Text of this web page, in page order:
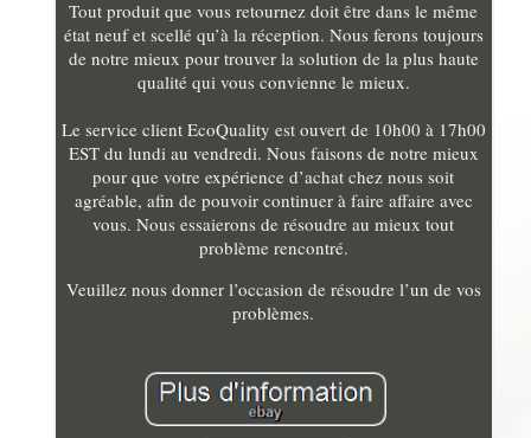
Tout produit que vous retournez doit être dans le même
état neuf et scellé qu’à la réception. Nous ferons toujours
de notre mieux pour trouver la solution de la plus haute
qualité qui vous convienne le mieux.
Le service client EcoQuality est ouvert de 10h00 à 17h00
EST du lundi au vendredi. Nous faisons de notre mieux
pour que votre expérience d’achat chez nous soit
agréable, afin de pouvoir continuer à faire affaire avec
vous. Nous essaierons de résoudre au mieux tout
problème rencontré.
Veuillez nous donner l’occasion de résoudre l’un de vos
problèmes.